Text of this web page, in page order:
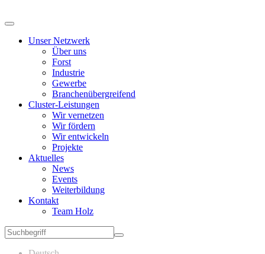
Unser Netzwerk
Über uns
Forst
Industrie
Gewerbe
Branchenübergreifend
Cluster-Leistungen
Wir vernetzen
Wir fördern
Wir entwickeln
Projekte
Aktuelles
News
Events
Weiterbildung
Kontakt
Team Holz